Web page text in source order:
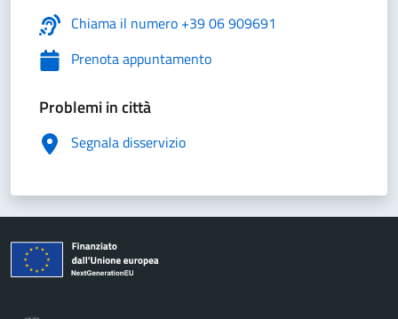
Chiama il numero +39 06 909691
Prenota appuntamento
Problemi in città
Segnala disservizio